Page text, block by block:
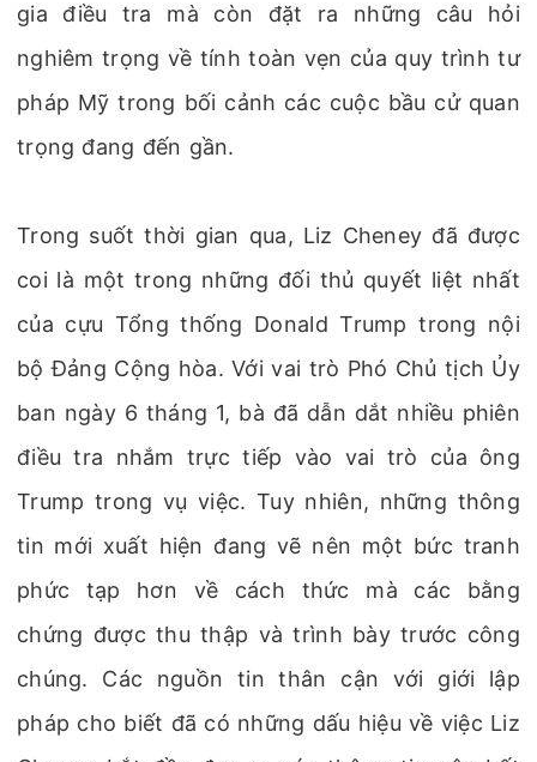
gia điều tra mà còn đặt ra những câu hỏi
nghiêm trọng về tính toàn vẹn của quy trình tư
pháp Mỹ trong bối cảnh các cuộc bầu cử quan
trọng đang đến gần.
Trong suốt thời gian qua, Liz Cheney đã được
coi là một trong những đối thủ quyết liệt nhất
của cựu Tổng thống Donald Trump trong nội
bộ Đảng Cộng hòa. Với vai trò Phó Chủ tịch Ủy
ban ngày 6 tháng 1, bà đã dẫn dắt nhiều phiên
điều tra nhắm trực tiếp vào vai trò của ông
Trump trong vụ việc. Tuy nhiên, những thông
tin mới xuất hiện đang vẽ nên một bức tranh
phức tạp hơn về cách thức mà các bằng
chứng được thu thập và trình bày trước công
chúng. Các nguồn tin thân cận với giới lập
pháp cho biết đã có những dấu hiệu về việc Liz